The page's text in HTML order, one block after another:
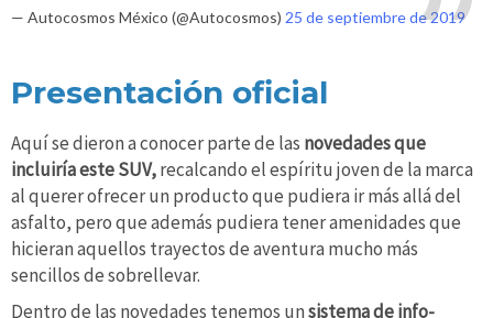
— Autocosmos México (@Autocosmos) 25 de septiembre de 2019
Presentación oficial
Aquí se dieron a conocer parte de las novedades que
incluiría este SUV,recalcando el espíritu joven de la marca
al querer ofrecer un producto que pudiera ir más allá del
asfalto, pero que además pudiera tener amenidades que
hicieran aquellos trayectos de aventura mucho más
sencillos de sobrellevar.
Dentro de las novedades tenemos unsistema de info-